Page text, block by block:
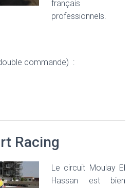
français
professionnels.
commande) :
Racing
Le circuit Moulay El
Hassan est bien